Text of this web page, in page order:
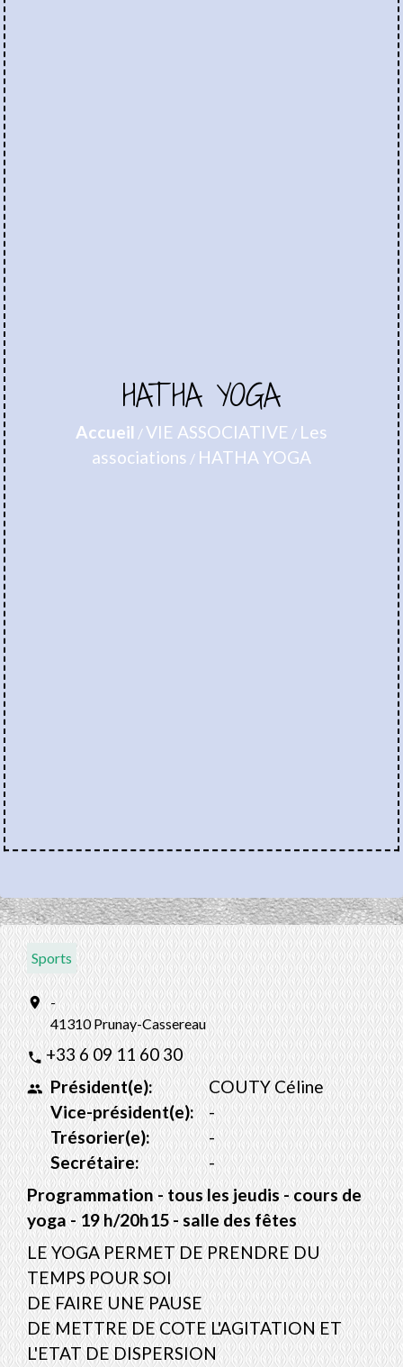
HATHA YOGA
Accueil /VIE ASSOCIATIVE / Les
associations / HATHA YOGA
Sports
location_on
-
41310 Prunay-Cassereau
phone +33 6 09 11 60 30
people Président(e):
Vice-président(e):
Trésorier(e):
Secrétaire:
COUTY Céline
-
-
-
Programmation - tous les jeudis - cours de
yoga - 19 h/20h15 - salle des fêtes
LE YOGA PERMET DE PRENDRE DU
TEMPS POUR SOI
DE FAIRE UNE PAUSE
DE METTRE DE COTE L'AGITATION ET
L'ETAT DE DISPERSION